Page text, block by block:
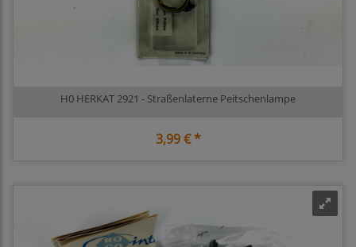
H0 HERKAT 2921 - Straßenlaterne Peitschenlampe
3,99 € *